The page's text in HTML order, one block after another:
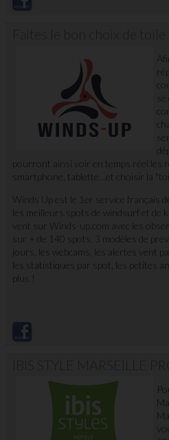
se
pourront ainsi voir en temps réel les
smartphone, tablette…et choisir la
Winds Up est le 1er service français
les meilleurs spots de windsurf et
vent sur Winds-up.com avec les
sur + de 140 spots, 3 modèles de
jours, les webcams, les alertes vent
les statistiques par spot, les petites
plus !